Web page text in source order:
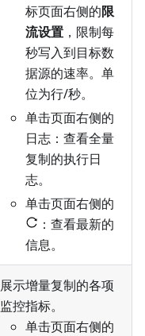
标页面右侧的限
流设置 ，限制每
秒写入到目标数
据源的速率。单
位为行/秒。
单击页面右侧的
日志：查看全量
复制的执行日
志。
单击页面右侧的
：查看最新的
信息。
展示增量复制的各项
监控指标。
单击页面右侧的